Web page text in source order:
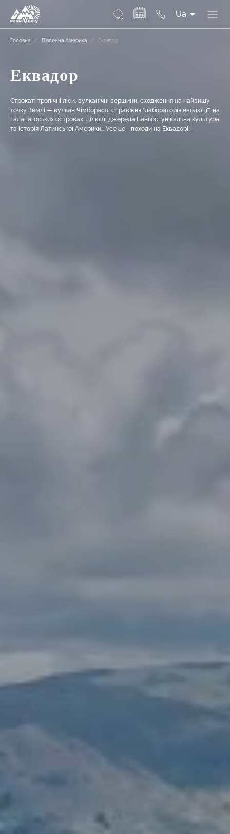
Ua
Головна / Південна Америка / Еквадор
Еквадор
Строкаті тропічні ліси, вулканічні вершини, сходження на найвищу
точку Землі — вулкан Чімборасо, справжня "лабораторія еволюції" на
Галапагоських островах, цілющі джерела Баньос, унікальна культура
та історія Латинської Америки... Усе це - походи на Еквадорі!